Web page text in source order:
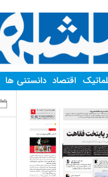
اقتصاد دانستنی ها